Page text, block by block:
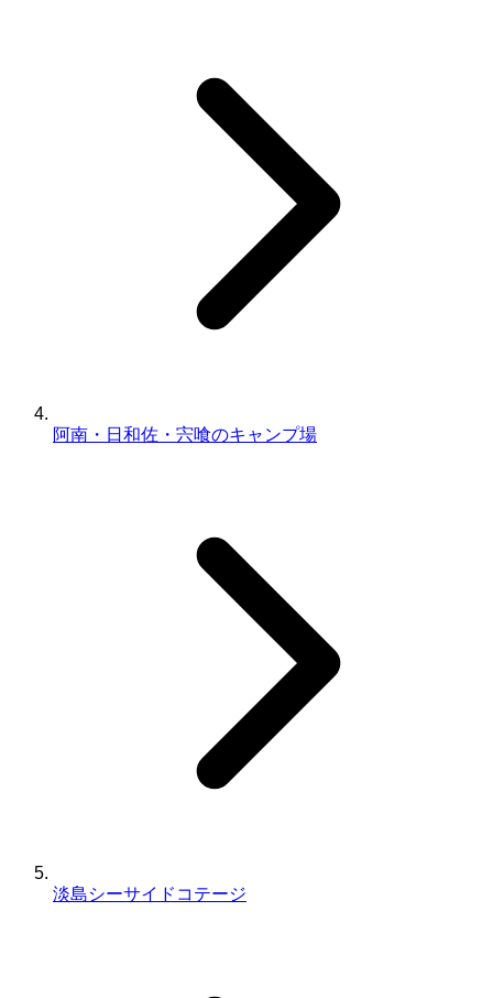
阿南・日和佐・宍喰のキャンプ場
淡島シーサイドコテージ